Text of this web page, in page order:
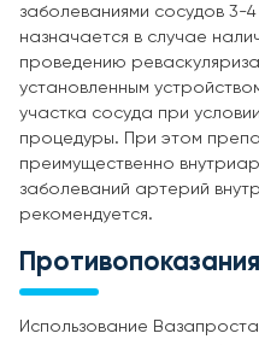
заболеваниями сосудов 3-
назначается в случае
проведению
установленным
участка сосуда при
процедуры. При этом
преимущественно
заболеваний артерий
рекомендуется.
Использование